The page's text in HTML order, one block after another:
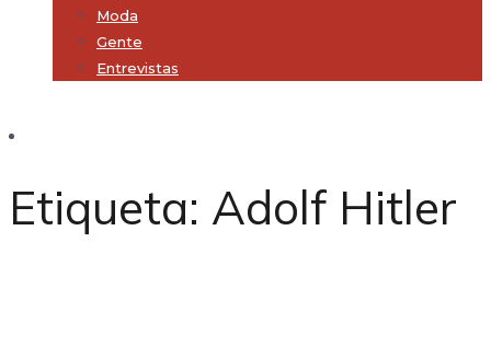
Moda
Gente
Entrevistas
Etiqueta: Adolf Hitler